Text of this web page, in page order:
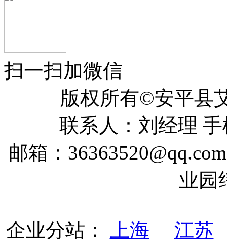
扫一扫加微信
版权所有©安平
联系人：刘经理 手
邮箱：
业园
企业分站： 上海
江苏